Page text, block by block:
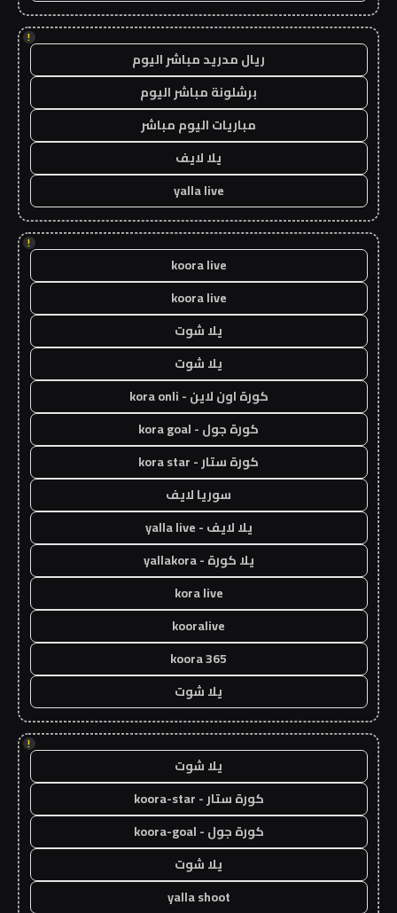
!
ريال مدريد مباشر اليوم
برشلونة مباشر اليوم
مباريات اليوم مباشر
يلا لايف
yalla live
!
koora live
koora live
يلا شوت
يلا شوت
كورة اون لاين - kora onli
كورة جول - kora goal
كورة ستار - kora star
سوريا لايف
يلا لايف - yalla live
يلا كورة - yallakora
kora live
kooralive
koora 365
يلا شوت
!
يلا شوت
كورة ستار - koora-star
كورة جول - koora-goal
يلا شوت
yalla shoot